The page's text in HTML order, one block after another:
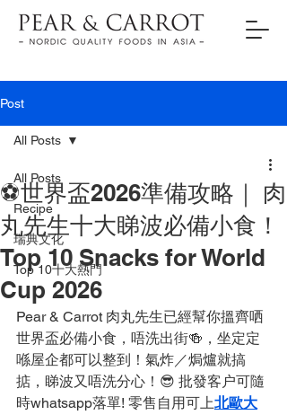
Post
All Posts
Recipe
瑞典文化
Top 10十大熱門
All Posts
⚽世界盃2026準備攻略｜ 肉
丸先生十大睇波必備小食！
Top 10 Snacks for World
Cup 2026
Pear & Carrot 肉丸先生已經幫你搵齊哂
世界盃必備小食，唔洗出街🍻，坐定定
喺屋企都可以整到！氣炸／焗爐就搞
掂，睇波又唔洗分心！😎 批發客户可隨
時whatsapp落單! 零售自用可上北歐大